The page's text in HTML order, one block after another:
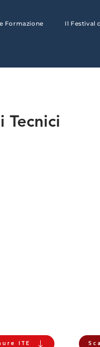
Formazione Il Festival
ITE